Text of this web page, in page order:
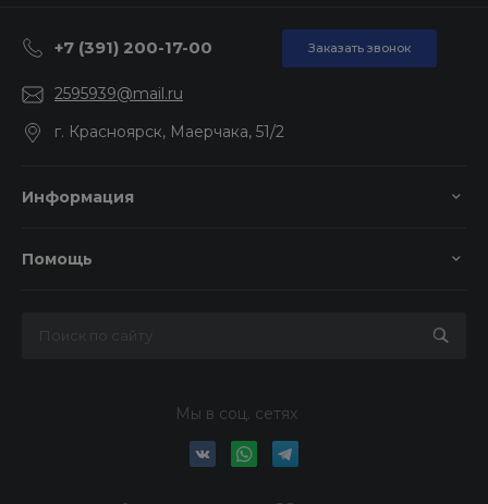
+7 (391) 200-17-00 Заказать звонок
2595939@mail.ru
г. Красноярск, Маерчака, 51/2
Информация
Помощь
Мы в соц. сетях